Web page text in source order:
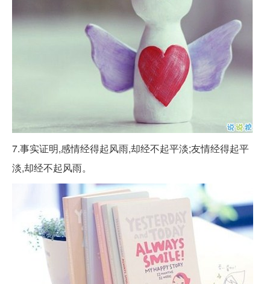
7.事实证明,感情经得起风雨,却经不起平淡;友情经得起平
淡,却经不起风雨。